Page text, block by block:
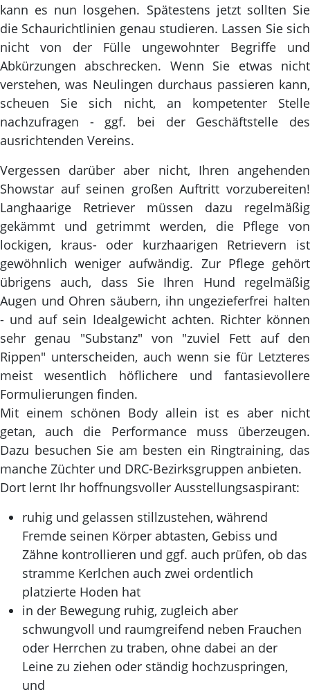
kann es nun losgehen. Spätestens jetzt sollten Sie
die Schaurichtlinien genau studieren. Lassen Sie sich
nicht von der Fülle ungewohnter Begriffe und
Abkürzungen abschrecken. Wenn Sie etwas nicht
verstehen, was Neulingen durchaus passieren kann,
scheuen Sie sich nicht, an kompetenter Stelle
nachzufragen - ggf. bei der Geschäftstelle des
ausrichtenden Vereins.
Vergessen darüber aber nicht, Ihren angehenden
Showstar auf seinen großen Auftritt vorzubereiten!
Langhaarige Retriever müssen dazu regelmäßig
gekämmt und getrimmt werden, die Pflege von
lockigen, kraus- oder kurzhaarigen Retrievern ist
gewöhnlich weniger aufwändig. Zur Pflege gehört
übrigens auch, dass Sie Ihren Hund regelmäßig
Augen und Ohren säubern, ihn ungezieferfrei halten
- und auf sein Idealgewicht achten. Richter können
sehr genau "Substanz" von "zuviel Fett auf den
Rippen" unterscheiden, auch wenn sie für Letzteres
meist wesentlich höflichere und fantasievollere
Formulierungen finden.
Mit einem schönen Body allein ist es aber nicht
getan, auch die Performance muss überzeugen.
Dazu besuchen Sie am besten ein Ringtraining, das
manche Züchter und DRC-Bezirksgruppen anbieten.
Dort lernt Ihr hoffnungsvoller Ausstellungsaspirant:
ruhig und gelassen stillzustehen, während
Fremde seinen Körper abtasten, Gebiss und
Zähne kontrollieren und ggf. auch prüfen, ob das
stramme Kerlchen auch zwei ordentlich
platzierte Hoden hat
in der Bewegung ruhig, zugleich aber
schwungvoll und raumgreifend neben Frauchen
oder Herrchen zu traben, ohne dabei an der
Leine zu ziehen oder ständig hochzuspringen,
und